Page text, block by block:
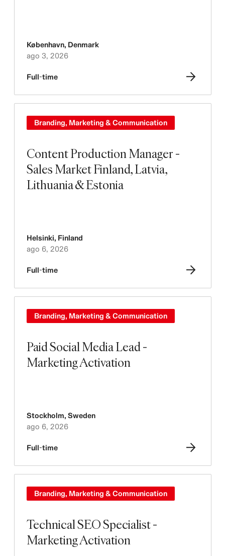
København, Denmark
ago 3, 2026
Full-time
Content Production Manager -
Sales Market Finland, Latvia,
Lithuania & Estonia
Branding, Marketing & Communication
Helsinki, Finland
ago 6, 2026
Full-time
Paid Social Media Lead -
Marketing Activation
Branding, Marketing & Communication
Stockholm, Sweden
ago 6, 2026
Full-time
Technical SEO Specialist -
Marketing Activation
Branding, Marketing & Communication